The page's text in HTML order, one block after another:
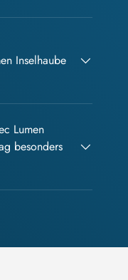
Inselhaube
Lumen
besonders